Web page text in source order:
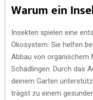
Warum ein
Insekten spielen eine
Ökosystem. Sie helfen
Abbau von organischem
Schädlingen. Durch das
deinem Garten
trägst zu einem